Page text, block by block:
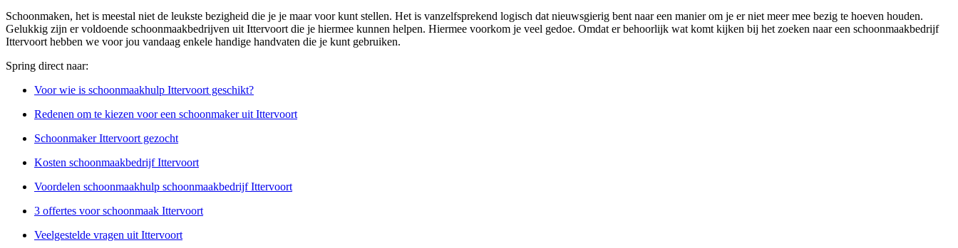
Schoonmaken, het is meestal niet de leukste bezigheid die je je maar voor kunt stellen. Het is vanzelfsprekend logisch dat nieuwsgierig bent naar een manier om je er niet meer mee bezig te hoeven houden.
Gelukkig zijn er voldoende schoonmaakbedrijven uit Ittervoort die je hiermee kunnen helpen. Hiermee voorkom je veel gedoe. Omdat er behoorlijk wat komt kijken bij het zoeken naar een schoonmaakbedrijf
Ittervoort hebben we voor jou vandaag enkele handige handvaten die je kunt gebruiken.
Spring direct naar:
Voor wie is schoonmaakhulp Ittervoort geschikt?
Redenen om te kiezen voor een schoonmaker uit Ittervoort
Schoonmaker Ittervoort gezocht
Kosten schoonmaakbedrijf Ittervoort
Voordelen schoonmaakhulp schoonmaakbedrijf Ittervoort
3 offertes voor schoonmaak Ittervoort
Veelgestelde vragen uit Ittervoort